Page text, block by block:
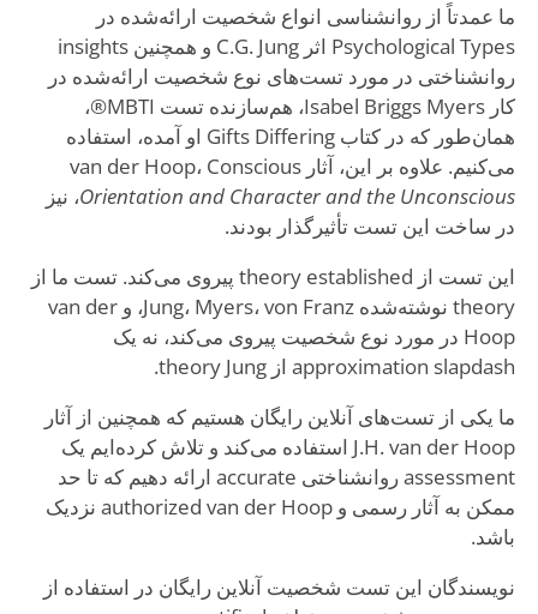
ما عمدتاً از روانشناسی انواع شخصیت ارائه‌شده در
Psychological Types اثر C.G. Jung و همچنین insights
روانشناختی در مورد تست‌های نوع شخصیت ارائه‌شده در
کار Isabel Briggs Myers، هم‌سازنده تست MBTI®،
همان‌طور که در کتاب Gifts Differing او آمده، استفاده
می‌کنیم. علاوه بر این، آثار van der Hoop، Conscious
Orientation and Character and the Unconscious، نیز
در ساخت این تست تأثیرگذار بودند.
این تست از theory established پیروی می‌کند. تست ما از
theory نوشته‌شده Jung، Myers، von Franz، و van der
Hoop در مورد نوع شخصیت پیروی می‌کند، نه یک
approximation slapdash از theory Jung.
ما یکی از تست‌های آنلاین رایگان هستیم که همچنین از آثار
J.H. van der Hoop استفاده می‌کند و تلاش کرده‌ایم یک
assessment روانشناختی accurate ارائه دهیم که تا حد
ممکن به آثار رسمی و authorized van der Hoop نزدیک
باشد.
نویسندگان این تست شخصیت آنلاین رایگان در استفاده از